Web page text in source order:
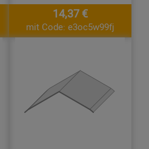
14,37 €
mit Code: e3oc5w99fj